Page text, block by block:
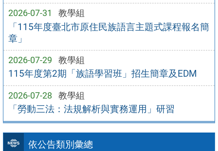
2026-07-31 教學組
「115年度臺北市原住民族語言主題式課程報名簡
章」
2026-07-29 教學組
115年度第2期「族語學習班」招生簡章及EDM
2026-07-28 教學組
「勞動三法：法規解析與實務運用」研習
依公告類別彙總